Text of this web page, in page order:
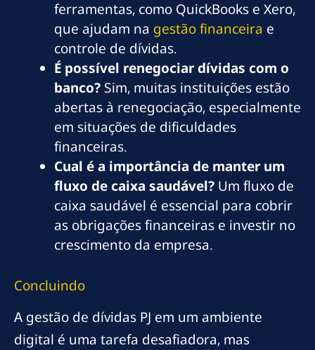
ferramentas, como QuickBooks e Xero,
que ajudam na gestão financeira e
controle de dívidas.
É possível renegociar dívidas com o
banco? Sim, muitas instituições estão
abertas à renegociação, especialmente
em situações de dificuldades
financeiras.
Cual é a importância de manter um
fluxo de caixa saudável? Um fluxo de
caixa saudável é essencial para cobrir
as obrigações financeiras e investir no
crescimento da empresa.
Concluindo
A gestão de dívidas PJ em um ambiente
digital é uma tarefa desafiadora, mas